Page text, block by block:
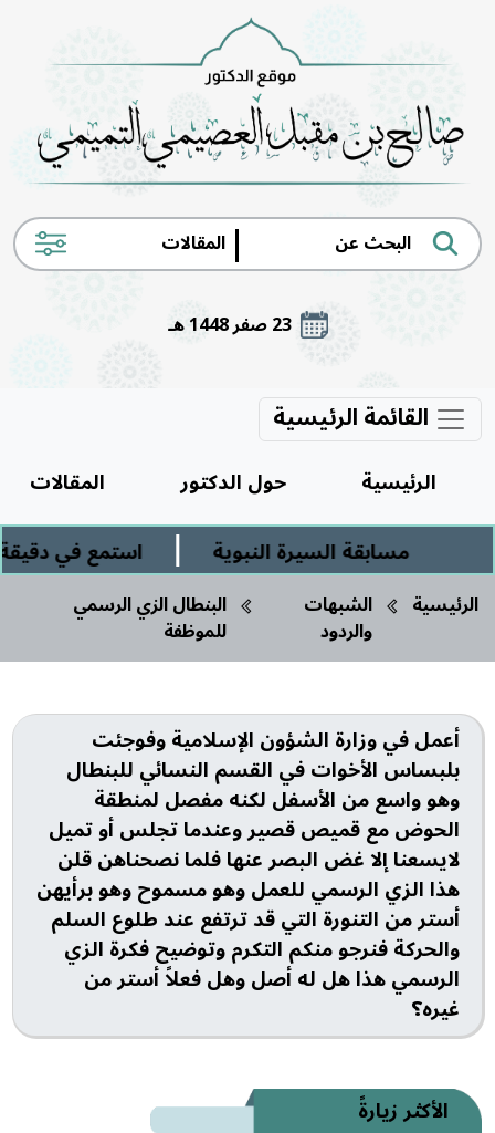
|
23 صفر 1448 هـ
القائمة الرئيسية
الرئيسية حول الدكتور
المقالات
مسابقة السيرة النبوية
| استمع في
الرئيسية الشبهات
والردود
البنطال الزي الرسمي
للموظفة
الأكثر زيارةً
أعمل في وزارة الشؤون الإسلامية وفوجئت
بلبساس الأخوات في القسم النسائي للبنطال
وهو واسع من الأسفل لكنه مفصل لمنطقة
الحوض مع قميص قصير وعندما تجلس أو تميل
لايسعنا إلا غض البصر عنها فلما نصحناهن قلن
هذا الزي الرسمي للعمل وهو مسموح وهو برأيهن
أستر من التنورة التي قد ترتفع عند طلوع السلم
والحركة فنرجو منكم التكرم وتوضيح فكرة الزي
الرسمي هذا هل له أصل وهل فعلاً أستر من
غيره؟